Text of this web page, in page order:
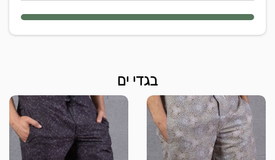
בגדי ים